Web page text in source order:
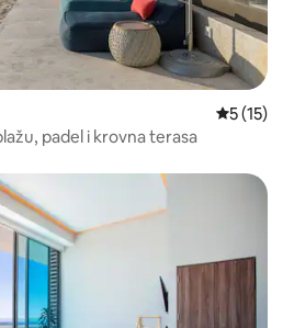
Prosječna
5 (15)
padel i krovna terasa